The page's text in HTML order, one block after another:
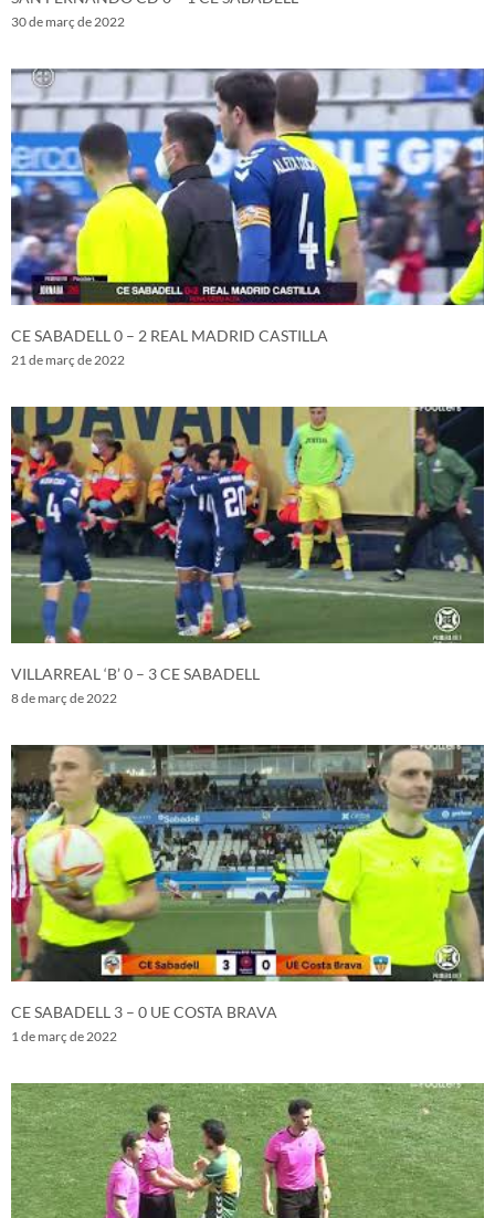
30 de març de 2022
CE SABADELL 0 – 2 REAL MADRID CASTILLA
21 de març de 2022
VILLARREAL ‘B’ 0 – 3 CE SABADELL
8 de març de 2022
CE SABADELL 3 – 0 UE COSTA BRAVA
1 de març de 2022